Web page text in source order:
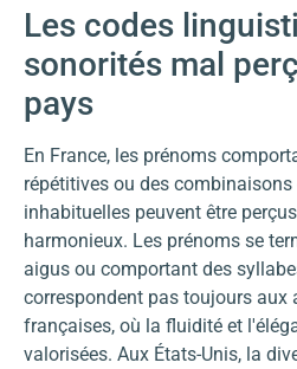
Les codes
sonorités mal
pays
En France, les prénoms
répétitives ou des
inhabituelles peuvent être
harmonieux. Les prénoms se
aigus ou comportant des
correspondent pas toujours aux
françaises, où la fluidité et
valorisées. Aux États-Unis, la